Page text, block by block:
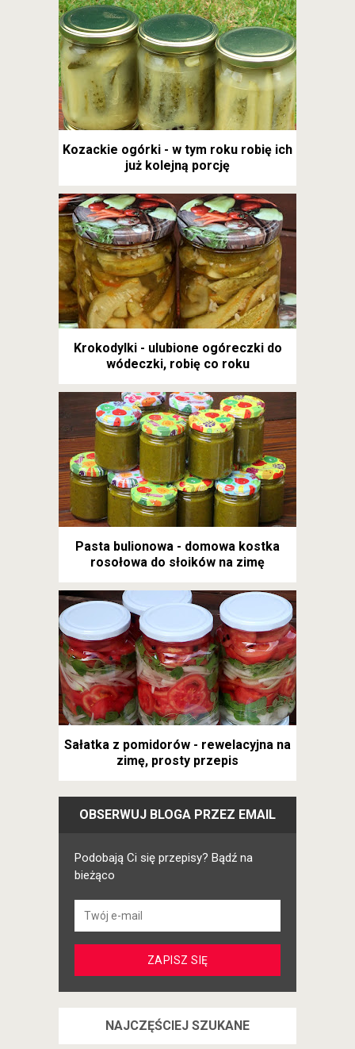
Kozackie ogórki - w tym roku robię ich
już kolejną porcję
Krokodylki - ulubione ogóreczki do
wódeczki, robię co roku
Pasta bulionowa - domowa kostka
rosołowa do słoików na zimę
Sałatka z pomidorów - rewelacyjna na
zimę, prosty przepis
OBSERWUJ BLOGA PRZEZ EMAIL
Podobają Ci się przepisy? Bądź na
bieżąco
NAJCZĘŚCIEJ SZUKANE